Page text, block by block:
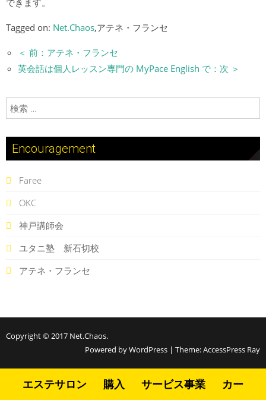
できます。
Tagged on: Net.Chaos,アテネ・フランセ
＜ 前：アテネ・フランセ
英会話は個人レッスン専門の MyPace English で：次 ＞
検索:
Encouragement
Faree
OKC
神戸講師会
ユタニ塾 新石切校
アテネ・フランセ
Copyright © 2017 Net.Chaos.
Powered by WordPress | Theme:AccessPress Ray
エステサロン 購入 サービス事業
カー